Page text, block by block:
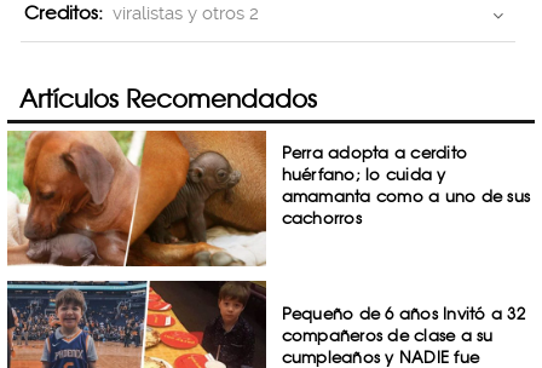
Creditos: viralistas y otros 2
Artículos Recomendados
Perra adopta a cerdito
huérfano; lo cuida y
amamanta como a uno de sus
cachorros
Pequeño de 6 años Invitó a 32
compañeros de clase a su
cumpleaños y NADIE fue